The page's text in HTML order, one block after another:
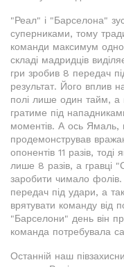
"Реал" і "Барселона"
суперниками, тому
команди максимум
складі мадридців
гри зробив 8 передач
результат. Його вплив
полі лише один тайм, а
гратиме під
моментів. А ось Ямаль,
продемонстрував
опонентів 11 разів,
лише 8 разів, а
заробити чимало
передач під удари, а
врятувати команду від
"Барселони" день він
команда потребувала
Останній наш